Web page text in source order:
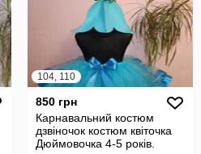
104, 110
850 грн
Карнавальний костюм
дзвіночок костюм квіточка
Дюймовочка 4-5 років.